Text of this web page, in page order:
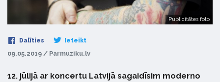
Publicitātes foto
Dalīties Ieteikt
09.05.2019 / Parmuziku.lv
12. jūlijā ar koncertu Latvijā sagaidīsim moderno